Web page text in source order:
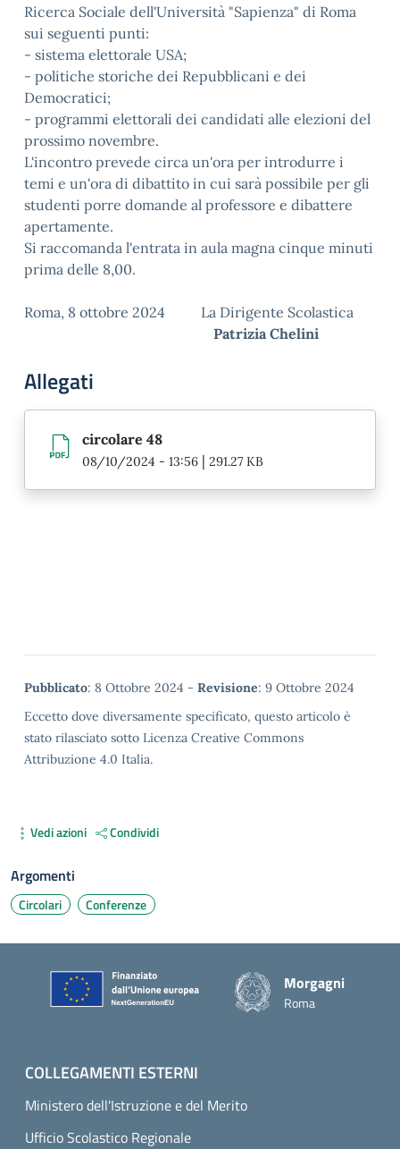
Ricerca Sociale dell'Università "Sapienza" di Roma
sui seguenti punti:
- sistema elettorale USA;
- politiche storiche dei Repubblicani e dei
Democratici;
- programmi elettorali dei candidati alle elezioni del
prossimo novembre.
L'incontro prevede circa un'ora per introdurre i
temi e un'ora di dibattito in cui sarà possibile per gli
studenti porre domande al professore e dibattere
apertamente.
Si raccomanda l'entrata in aula magna cinque minuti
prima delle 8,00.
Roma, 8 ottobre 2024 La Dirigente Scolastica
Patrizia Chelini
Allegati
circolare 48
08/10/2024 - 13:56 | 291.27 KB
Metadata
Pubblicato: 8 Ottobre 2024 - Revisione: 9 Ottobre 2024
Eccetto dove diversamente specificato, questo articolo è
stato rilasciato sotto Licenza Creative Commons
Attribuzione 4.0 Italia.
Vedi azioni Condividi
Argomenti
Circolari Conferenze
Piè di pagina
Morgagni
Roma
COLLEGAMENTI ESTERNI
Ministero dell'Istruzione e del Merito
Ufficio Scolastico Regionale